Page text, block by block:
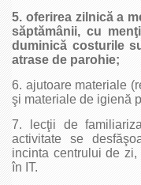
5. oferirea zilnică a
săptămânii, cu
duminică costurile
atrase de parohie;
6. ajutoare materiale
şi materiale de igienă
7. lecţii de
activitate se
incinta centrului de
în IT.